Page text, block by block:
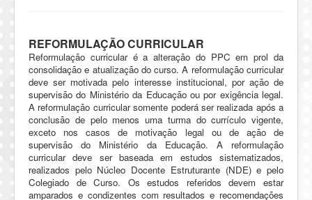
REFORMULAÇÃO CURRICULAR
Reformulação curricular é a alteração do PPC em prol da
consolidação e atualização do curso. A reformulação curricular
deve ser motivada pelo interesse institucional, por ação de
supervisão do Ministério da Educação ou por exigência legal.
A reformulação curricular somente poderá ser realizada após a
conclusão de pelo menos uma turma do currículo vigente,
exceto nos casos de motivação legal ou de ação de
supervisão do Ministério da Educação. A reformulação
curricular deve ser baseada em estudos sistematizados,
realizados pelo Núcleo Docente Estruturante (NDE) e pelo
Colegiado de Curso. Os estudos referidos devem estar
amparados e condizentes com resultados e recomendações